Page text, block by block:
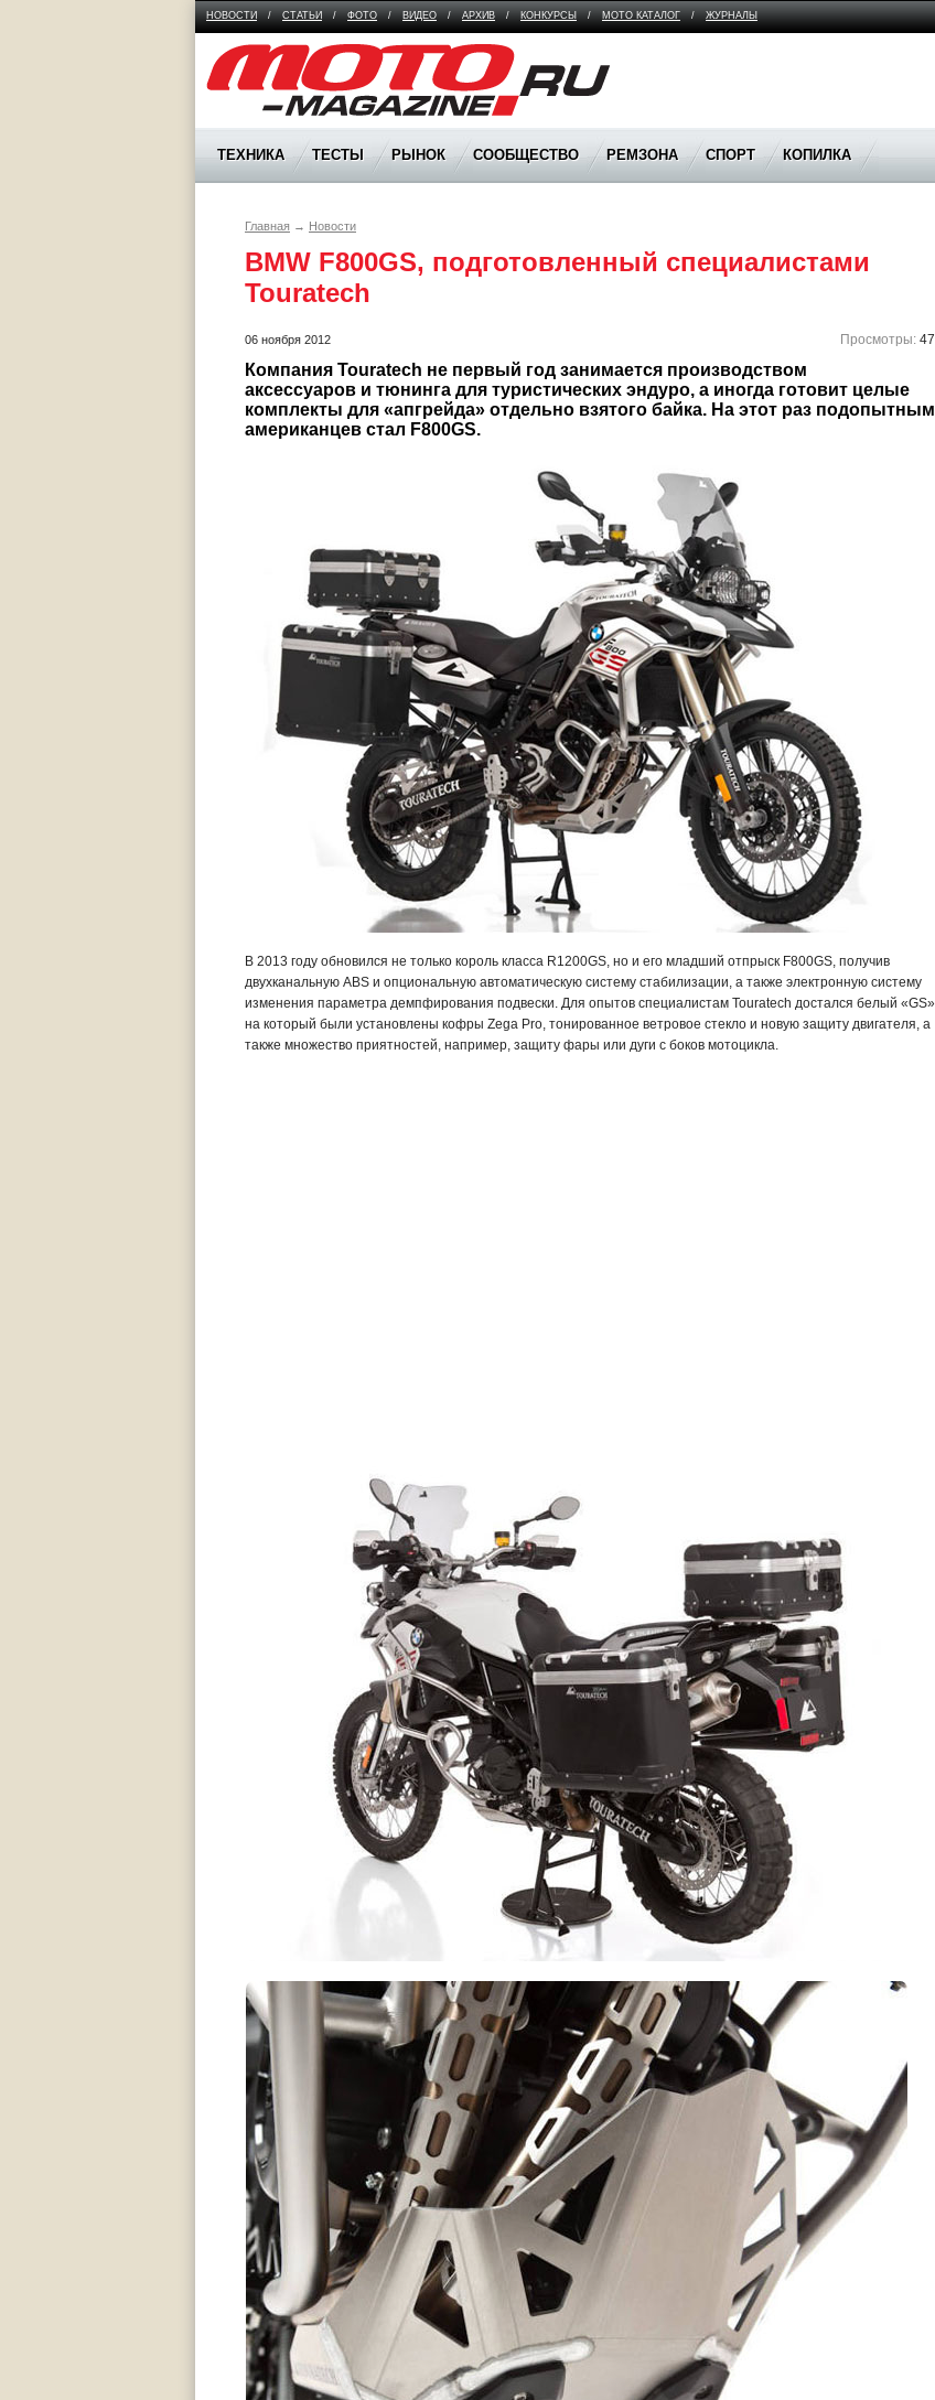
НОВОСТИ / СТАТЬИ / ФОТО / ВИДЕО / АРХИВ / КОНКУРСЫ / МОТО КАТАЛОГ / ЖУРНАЛЫ
Moto Magazine
ТЕХНИКА ТЕСТЫ РЫНОК СООБЩЕСТВО РЕМЗОНА СПОРТ КОПИЛКА
Главная → Новости
BMW F800GS, подготовленный специалистами
Touratech
Просмотры:
06 ноября 2012
Компания Touratech не первый год занимается производством
аксессуаров и тюнинга для туристических эндуро, а иногда готовит целые
комплекты для «апгрейда» отдельно взятого байка. На этот раз подопытным
американцев стал F800GS.
В 2013 году обновился не только король класса R1200GS, но и его младший отпрыск F800GS, получив
двухканальную ABS и опциональную автоматическую систему стабилизации, а также электронную систему
изменения параметра демпфирования подвески. Для опытов специалистам Touratech достался белый
на который были установлены кофры Zega Pro, тонированное ветровое стекло и новую защиту двигателя, а
также множество приятностей, например, защиту фары или дуги с боков мотоцикла.